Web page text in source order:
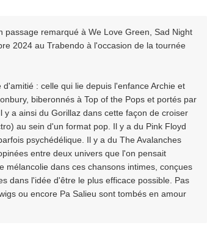
remarqué à We Love Green, Sad Night
2024 au Trabendo à l'occasion de la tournée
: celle qui lie depuis l'enfance Archie et
biberonnés à Top of the Pops et portés par
a ainsi du Gorillaz dans cette façon de croiser
au sein d'un format pop. Il y a du Pink Floyd
psychédélique. Il y a du The Avalanches
entre deux univers que l'on pensait
mélancolie dans ces chansons intimes, conçues
dans l'idée d'être le plus efficace possible. Pas
ou encore Pa Salieu sont tombés en amour